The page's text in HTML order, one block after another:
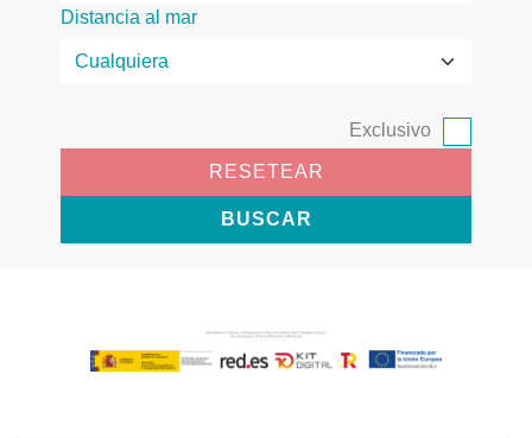
Distancia al mar
Exclusivo
RESETEAR
BUSCAR